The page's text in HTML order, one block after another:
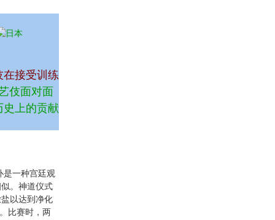
在接受训练
伎面对面
史上的贡献
是一种宫廷观
。神道仪式
以达到净化
比赛时，两